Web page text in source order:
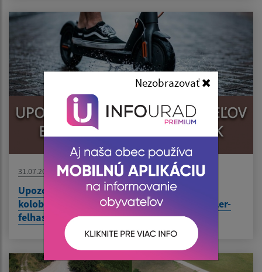
Nezobrazovať
31.07.2026
Upozornenie pre používateľov elektrických
kolobežiek / Figyelmeztetés elektromos roller-
felhasználók részére